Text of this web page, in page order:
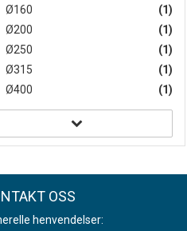
Ø160
(1)
Ø200
(1)
Ø250
(1)
Ø315
(1)
Ø400
(1)
OSS
henvendelser: